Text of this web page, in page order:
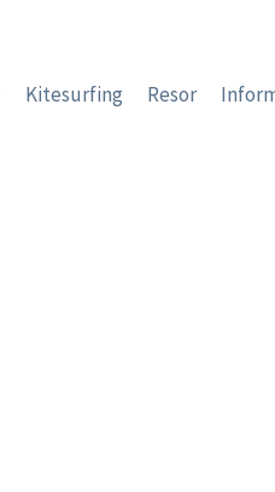
Kitesurfing Resor